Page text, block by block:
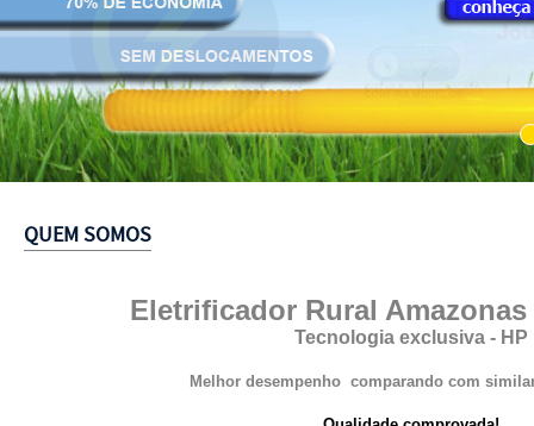
QUEM SOMOS
Eletrificador Rural
Tecnologia exclusiva - HP
Melhor desempenho comparando com